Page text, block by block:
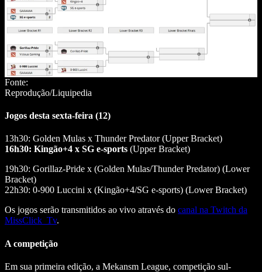
Fonte:
Reprodução/Liquipedia
Jogos desta sexta-feira (12)
13h30: Golden Mulas x Thunder Predator (Upper Bracket)
16h30: Kingão+4 x SG e-sports (Upper Bracket)
19h30: Gorillaz-Pride x (Golden Mulas/Thunder Predator) (Lower
Bracket)
22h30: 0-900 Luccini x (Kingão+4/SG e-sports) (Lower Bracket)
Os jogos serão transmitidos ao vivo através do canal na Twitch da
MissClick_Tv.
A competição
Em sua primeira edição, a Mekansm League, competição sul-